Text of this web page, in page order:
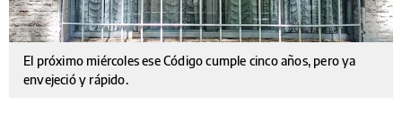
El próximo miércoles ese Código cumple cinco años, pero ya
envejeció y rápido.